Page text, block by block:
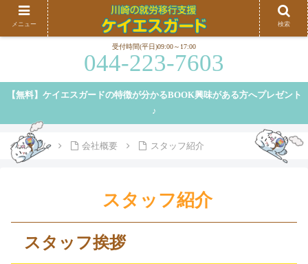
川崎、横浜を中心に就労移行支援を行うケイエスガードです。就労移行支援の特徴や、弊
社の特徴等についてご紹介しております。
受付時間(平日)09:00～17:00
044-223-7603
【無料】ケイエスガードの特徴が分かるBOOK興味がある方へプレゼント
♪
ホーム 会社概要 スタッフ紹介
スタッフ紹介
スタッフ挨拶
メニュー 検索